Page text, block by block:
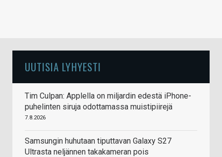
UUTISIA LYHYESTI
Tim Culpan: Applella on miljardin edestä iPhone-
puhelinten siruja odottamassa muistipiirejä
7.8.2026
Samsungin huhutaan tiputtavan Galaxy S27
Ultrasta neljännen takakameran pois